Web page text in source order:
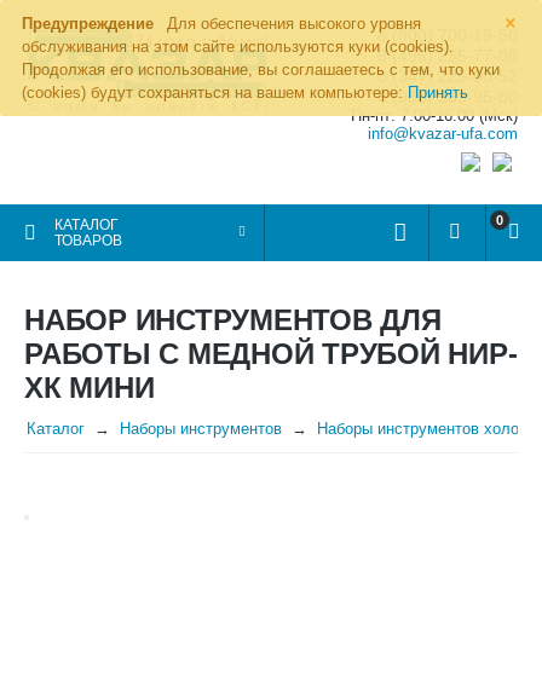
×
Предупреждение
Для обеспечения высокого уровня
обслуживания на этом сайте используются куки (cookies).
Продолжая его использование, вы соглашаетесь с тем, что куки
(cookies) будут сохраняться на вашем компьютере: Принять
8 (800) 700-19-50
8 (495) 255-77-08
8 (347) 225-00-52
8 (986) 963-95-80
Пн-пт: 7.00-16.00 (Мск)
info@kvazar-ufa.com
КАТАЛОГ
ТОВАРОВ
0
НАБОР ИНСТРУМЕНТОВ ДЛЯ
РАБОТЫ С МЕДНОЙ ТРУБОЙ НИР-
ХК МИНИ
Каталог Наборы инструментов Наборы инструментов